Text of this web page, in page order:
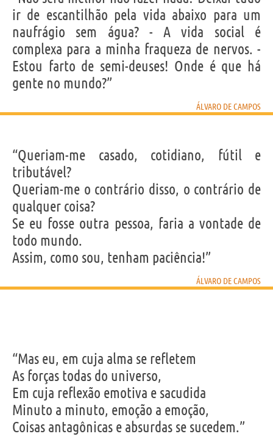
ir de escantilhão pela vida abaixo para um
naufrágio sem água? - A vida social é
complexa para a minha fraqueza de nervos. -
Estou farto de semi-deuses! Onde é que há
gente no mundo?”
ÁLVARO DE CAMPOS
“Queriam-me casado, cotidiano, fútil e
tributável?
Queriam-me o contrário disso, o contrário de
qualquer coisa?
Se eu fosse outra pessoa, faria a vontade de
todo mundo.
Assim, como sou, tenham paciência!”
ÁLVARO DE CAMPOS
“Mas eu, em cuja alma se refletem
As forças todas do universo,
Em cuja reflexão emotiva e sacudida
Minuto a minuto, emoção a emoção,
Coisas antagônicas e absurdas se sucedem.”